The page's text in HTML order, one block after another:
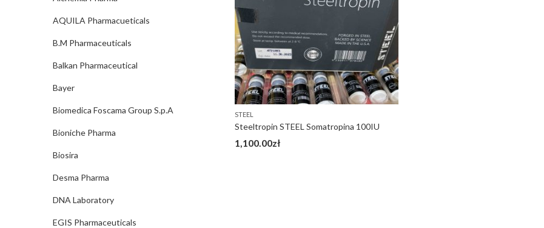
STEEL
Steeltropin STEEL Somatropina 100IU
1,100.00zł
AQUILA Pharmacueticals
B.M Pharmaceuticals
Balkan Pharmaceutical
Bayer
Biomedica Foscama Group S.p.A
Bioniche Pharma
Biosira
Desma Pharma
DNA Laboratory
EGIS Pharmaceuticals